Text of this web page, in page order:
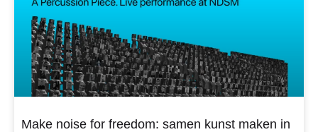
Make noise for freedom: samen kunst maken in